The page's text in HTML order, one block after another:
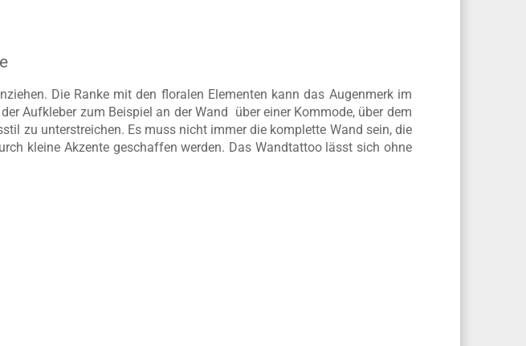
Die Ranke mit den floralen Elementen kann das Augenmerk im
Aufkleber zum Beispiel an der Wand über einer Kommode, über dem
zu unterstreichen. Es muss nicht immer die komplette Wand sein, die
kleine Akzente geschaffen werden. Das Wandtattoo lässt sich ohne